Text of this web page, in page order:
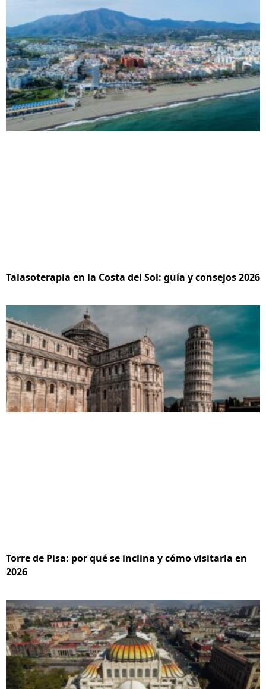
Talasoterapia en la Costa del Sol: guía y consejos 2026
Torre de Pisa: por qué se inclina y cómo visitarla en
2026